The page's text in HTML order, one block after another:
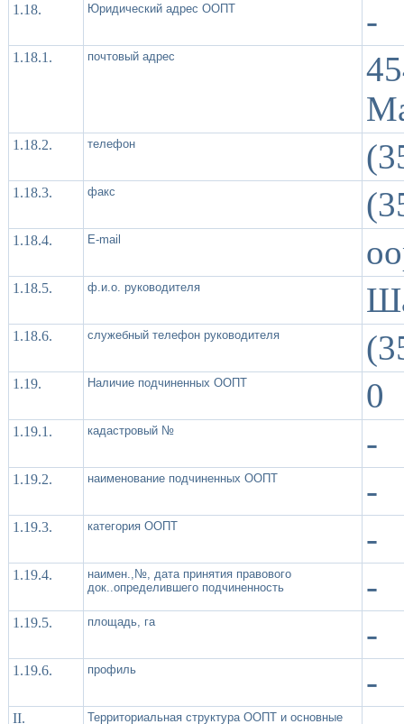
1.18. Юридический адрес ООПТ -
1.18.1. почтовый адрес
1.18.2. телефон
1.18.3. факс
1.18.4. Е-mail
1.18.5. ф.и.о. руководителя
1.18.6. служебный телефон руководителя
1.19. Наличие подчиненных ООПТ 0
1.19.1. кадастровый № -
1.19.2. наименование подчиненных ООПТ -
1.19.3. категория ООПТ -
1.19.4.
наимен.,№, дата принятия правового
док..определившего подчиненность
-
1.19.5. площадь, га -
1.19.6. профиль -
II.
Территориальная структура ООПТ и основные